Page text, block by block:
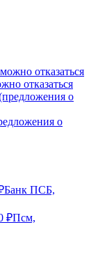
отказаться
о
Банк ПСБ,
₽Псм,